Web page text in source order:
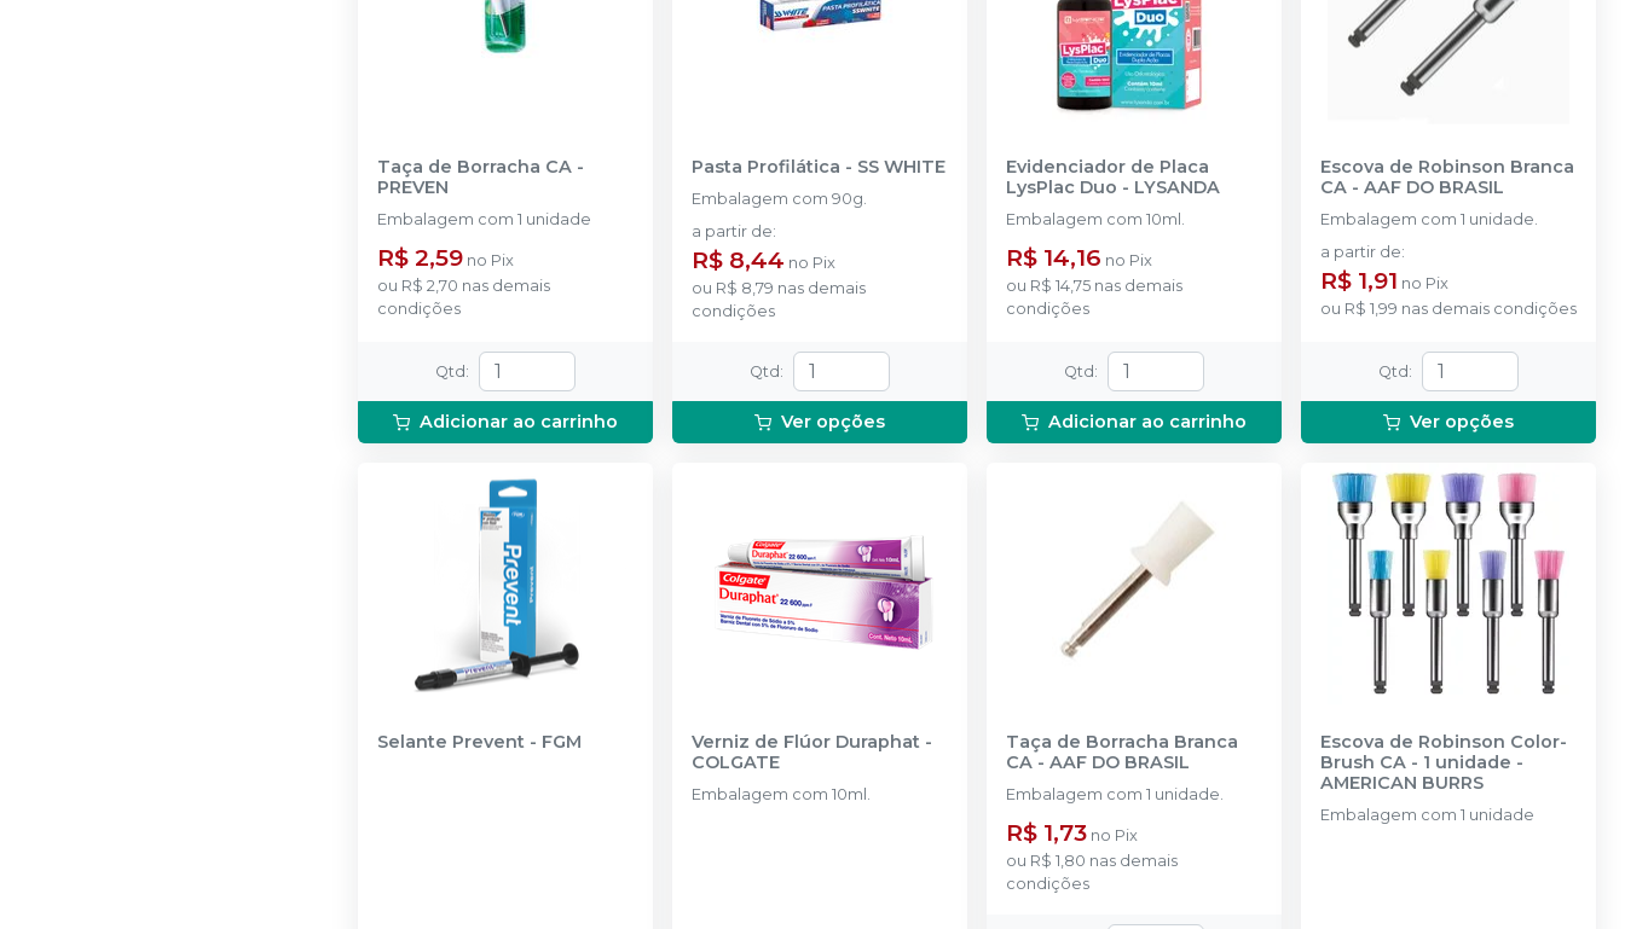
Taça de Borracha CA -
PREVEN
Embalagem com 1 unidade
R$ 2,59 no Pix
ou R$ 2,70 nas demais
condições
Qtd :
Adicionar ao carrinho
Pasta Profilática - SS WHITE
Embalagem com 90g.
a partir de:
R$ 8,44 no Pix
ou R$ 8,79 nas demais
condições
Qtd :
Ver opções
Evidenciador de Placa
LysPlac Duo - LYSANDA
Embalagem com 10ml.
R$ 14,16 no Pix
ou R$ 14,75 nas demais
condições
Qtd :
Adicionar ao carrinho
Escova de Robinson Branca
CA - AAF DO BRASIL
Embalagem com 1 unidade.
a partir de:
R$ 1,91 no Pix
ou R$ 1,99 nas demais condições
Qtd :
Ver opções
Selante Prevent - FGM Verniz de Flúor Duraphat -
COLGATE
Embalagem com 10ml.
Taça de Borracha Branca
CA - AAF DO BRASIL
Embalagem com 1 unidade.
R$ 1,73 no Pix
ou R$ 1,80 nas demais
condições
Escova de Robinson Color-
Brush CA - 1 unidade -
AMERICAN BURRS
Embalagem com 1 unidade